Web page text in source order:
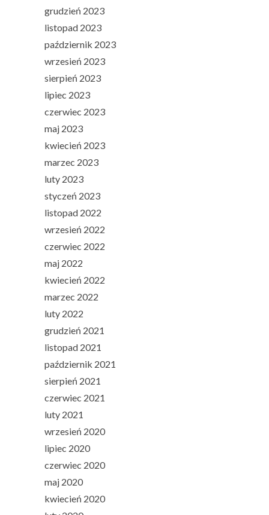
grudzień 2023
listopad 2023
październik 2023
wrzesień 2023
sierpień 2023
lipiec 2023
czerwiec 2023
maj 2023
kwiecień 2023
marzec 2023
luty 2023
styczeń 2023
listopad 2022
wrzesień 2022
czerwiec 2022
maj 2022
kwiecień 2022
marzec 2022
luty 2022
grudzień 2021
listopad 2021
październik 2021
sierpień 2021
czerwiec 2021
luty 2021
wrzesień 2020
lipiec 2020
czerwiec 2020
maj 2020
kwiecień 2020